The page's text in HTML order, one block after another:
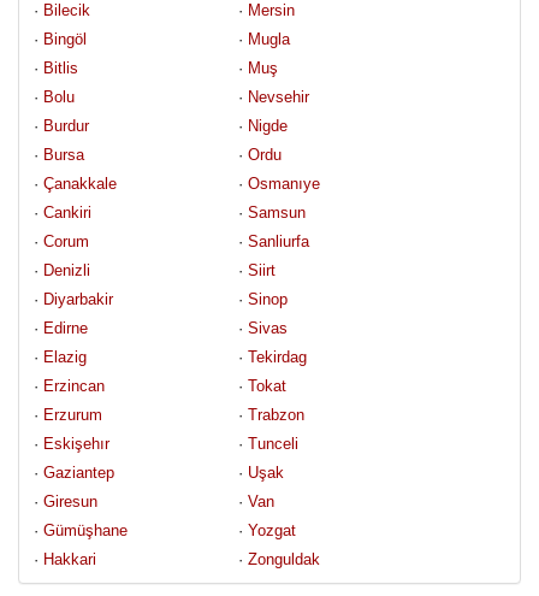
· Bilecik · Mersin
· Bingöl · Mugla
· Bitlis · Muş
· Bolu · Nevsehir
· Burdur · Nigde
· Bursa · Ordu
· Çanakkale · Osmanıye
· Cankiri · Samsun
· Corum · Sanliurfa
· Denizli · Siirt
· Diyarbakir · Sinop
· Edirne · Sivas
· Elazig · Tekirdag
· Erzincan · Tokat
· Erzurum · Trabzon
· Eskişehır · Tunceli
· Gaziantep · Uşak
· Giresun · Van
· Gümüşhane · Yozgat
· Hakkari · Zonguldak